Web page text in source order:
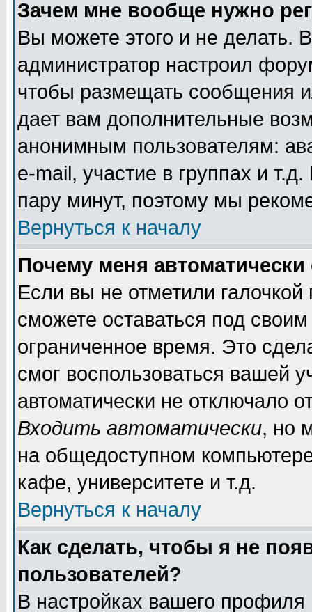
Зачем мне вообще нужно
Вы можете этого и не делать.
администратор настроил
чтобы размещать сообщения
дает вам дополнительные
анонимным пользователям:
e-mail, участие в группах и
пару минут, поэтому мы
Вернуться к началу
Почему меня автоматически
Если вы не отметили галочкой
сможете оставаться под
ограниченное время. Это
смог воспользоваться вашей
автоматически не отключало
Входить автоматически, но
на общедоступном
кафе, университете и т.д.
Вернуться к началу
Как сделать, чтобы я не
пользователей?
В настройках вашего